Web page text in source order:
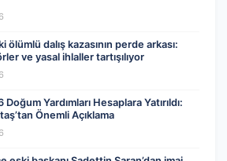
ölümlü dalış kazasının perde arkası:
ve yasal ihlaller tartışılıyor
Yardımları Hesaplara Yatırıldı:
Önemli Açıklama